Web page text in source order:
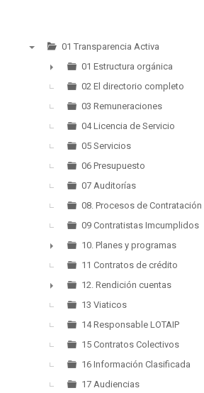
01 Transparencia Activa
►
01 Estructura orgánica
02 El directorio completo
03 Remuneraciones
04 Licencia de Servicio
05 Servicios
06 Presupuesto
07 Auditorías
08. Procesos de Contratación
09 Contratistas Imcumplidos
►
10. Planes y programas
11 Contratos de crédito
►
12. Rendición cuentas
13 Viaticos
14 Responsable LOTAIP
15 Contratos Colectivos
16 Información Clasificada
17 Audiencias